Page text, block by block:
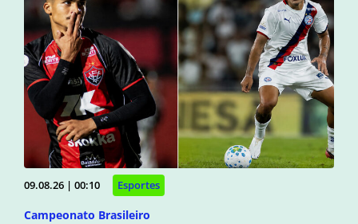
09.08.26 | 00:10 Esportes
Campeonato Brasileiro